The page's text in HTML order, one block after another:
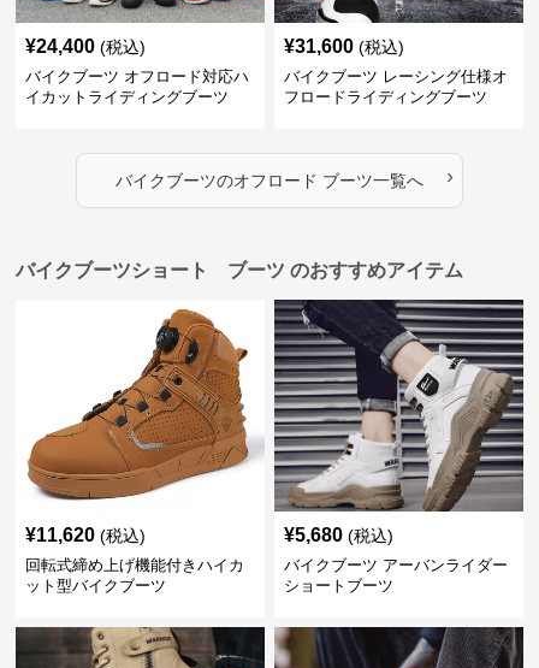
¥24,400 (税込)
バイクブーツ オフロード対応ハ
イカットライディングブーツ
¥31,600 (税込)
バイクブーツ レーシング仕様オ
フロードライディングブーツ
バイクブーツのオフロード ブーツ一覧へ ›
バイクブーツショート ブーツ のおすすめアイテム
¥11,620 (税込)
回転式締め上げ機能付きハイカ
ット型バイクブーツ
¥5,680 (税込)
バイクブーツ アーバンライダー
ショートブーツ